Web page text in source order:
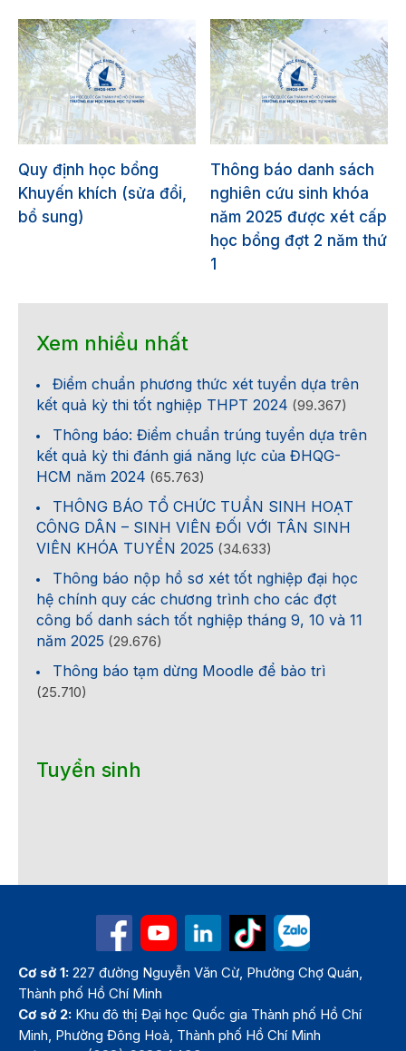
Quy định học bổng
Khuyến khích (sửa đổi,
bổ sung)
Thông báo danh sách
nghiên cứu sinh khóa
năm 2025 được xét cấp
học bổng đợt 2 năm thứ
1
Xem nhiều nhất
Điểm chuẩn phương thức xét tuyển dựa trên
kết quả kỳ thi tốt nghiệp THPT 2024 (99.367)
Thông báo: Điểm chuẩn trúng tuyển dựa trên
kết quả kỳ thi đánh giá năng lực của ĐHQG-
HCM năm 2024 (65.763)
THÔNG BÁO TỔ CHỨC TUẦN SINH HOẠT
CÔNG DÂN – SINH VIÊN ĐỐI VỚI TÂN SINH
VIÊN KHÓA TUYỂN 2025 (34.633)
Thông báo nộp hồ sơ xét tốt nghiệp đại học
hệ chính quy các chương trình cho các đợt
công bố danh sách tốt nghiệp tháng 9, 10 và 11
năm 2025 (29.676)
Thông báo tạm dừng Moodle để bảo trì
(25.710)
Tuyển sinh
Cơ sở 1: 227 đường Nguyễn Văn Cừ, Phường Chợ Quán,
Thành phố Hồ Chí Minh
Cơ sở 2: Khu đô thị Đại học Quốc gia Thành phố Hồ Chí
Minh, Phường Đông Hoà, Thành phố Hồ Chí Minh